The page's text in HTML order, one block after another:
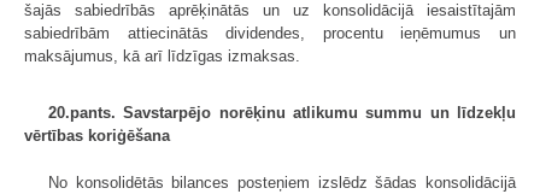
šajās sabiedrībās aprēķinātās un uz konsolidācijā iesaistītajām
sabiedrībām attiecinātās dividendes, procentu ieņē­mumus un
maksājumus, kā arī līdzīgas izmaksas.
20.pants. Savstarpējo norēķinu atlikumu summu un līdzekļu
vērtības koriģēšana
No konsolidētās bilances posteņiem izslēdz šādas konsolidācijā